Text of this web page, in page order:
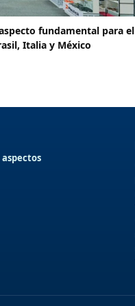
fundamental para el
Italia y México